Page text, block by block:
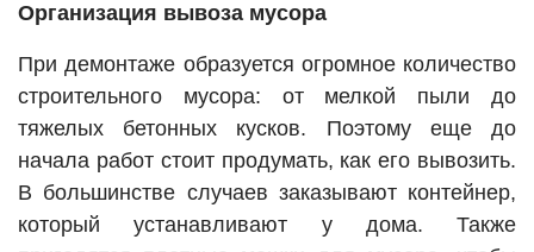
Организация вывоза мусора
При демонтаже образуется огромное количество
строительного мусора: от мелкой пыли до
тяжелых бетонных кусков. Поэтому еще до
начала работ стоит продумать, как его вывозить.
В большинстве случаев заказывают контейнер,
который устанавливают у дома. Также